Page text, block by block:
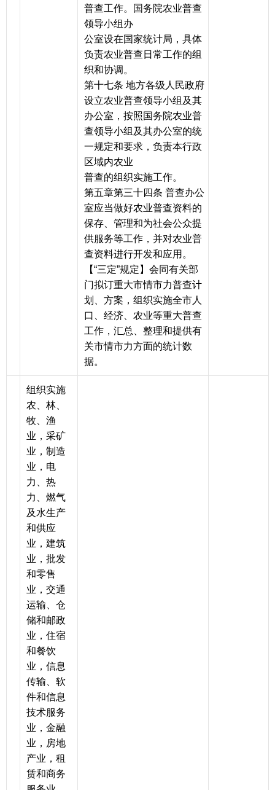
普查工作。国务院农业普查
领导小组办
公室设在国家统计局，具体
负责农业普查日常工作的组
织和协调。
第十七条 地方各级人民政府
设立农业普查领导小组及其
办公室，按照国务院农业普
查领导小组及其办公室的统
一规定和要求，负责本行政
区域内农业
普查的组织实施工作。
第五章第三十四条 普查办公
室应当做好农业普查资料的
保存、管理和为社会公众提
供服务等工作，并对农业普
查资料进行开发和应用。
【“三定”规定】会同有关部
门拟订重大市情市力普查计
划、方案，组织实施全市人
口、经济、农业等重大普查
工作，汇总、整理和提供有
关市情市力方面的统计数
据。
组织实施
农、林、
牧、渔
业，采矿
业，制造
业，电
力、热
力、燃气
及水生产
和供应
业，建筑
业，批发
和零售
业，交通
运输、仓
储和邮政
业，住宿
和餐饮
业，信息
传输、软
件和信息
技术服务
业，金融
业，房地
产业，租
赁和商务